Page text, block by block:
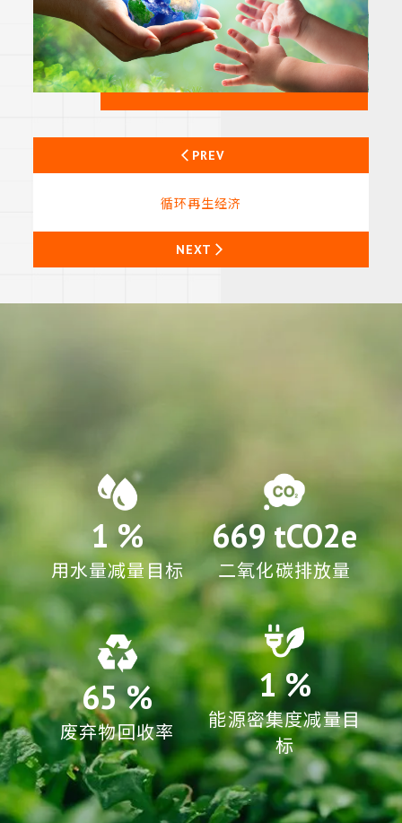
PREV
循环再生经济
NEXT
1 %
用水量减量目标
669 tCO2e
二氧化碳排放量
65%
废弃物回收率
1%
能源密集度减量目
标